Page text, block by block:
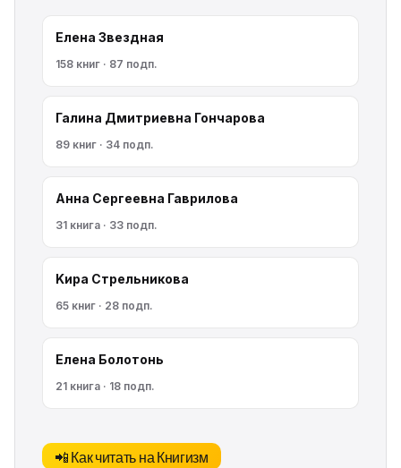
Елена Звездная
158 книг · 87 подп.
Галина Дмитриевна Гончарова
89 книг · 34 подп.
Анна Сергеевна Гаврилова
31 книга · 33 подп.
Kирa Cтрeльникoва
65 книг · 28 подп.
Елена Болотонь
21 книга · 18 подп.
📲 Как читать на Книгизм